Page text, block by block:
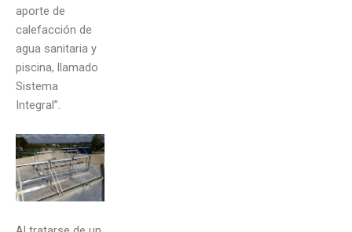
aporte de
calefacción de
agua sanitaria y
piscina, llamado
Sistema
Integral”.